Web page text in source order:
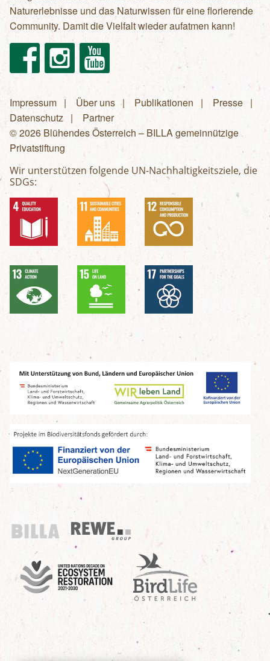
Naturerlebnisse und das Naturwissen für eine florierende
Community. Damit die Vielfalt wieder aufatmen kann!
FacebookInstagram Youtube
Fußzeilenmenü
Impressum Über uns Publikationen
Presse
Datenschutz
Partner
© 2026 Blühendes Österreich – BILLA gemeinnützige
Privatstiftung
Wir unterstützen folgende UN-Nachhaltigkeitsziele, die
SDGs:
Billa
REWE Group
UN Decade
Birdlife